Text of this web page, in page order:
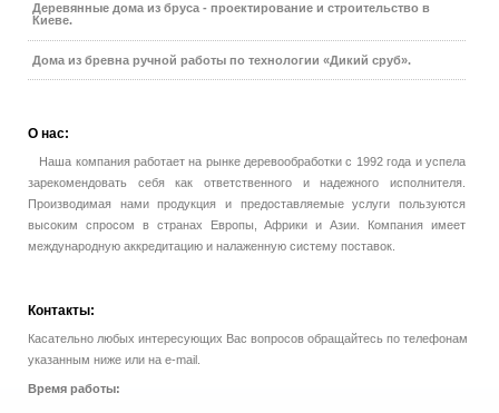
Деревянные дома из бруса - проектирование и строительство в
Киеве.
Дома из бревна ручной работы по технологии «Дикий сруб».
О нас:
Наша компания работает на рынке деревообработки с 1992 года и успела
зарекомендовать себя как ответственного и надежного исполнителя.
Производимая нами продукция и предоставляемые услуги пользуются
высоким спросом в странах Европы, Африки и Азии. Компания имеет
международную аккредитацию и налаженную систему поставок.
Контакты:
Касательно любых интересующих Вас вопросов обращайтесь по телефонам
указанным ниже или на e-mail.
Время работы: